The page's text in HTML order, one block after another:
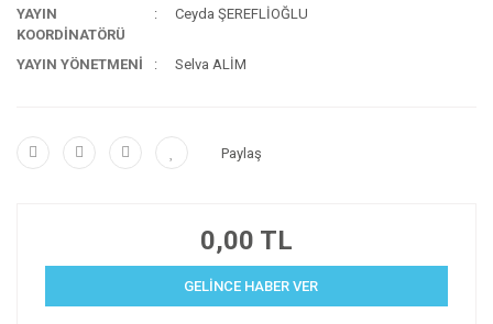
YAYIN
KOORDİNATÖRÜ
Ceyda ŞEREFLİOĞLU
YAYIN YÖNETMENİ Selva ALİM
Paylaş
0,00 TL
GELİNCE HABER VER